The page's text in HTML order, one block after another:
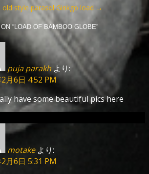
old style parasol Ginkgo load →
“LOAD OF BAMBOO GLOBE”
puja parakh より:
月6日 4:52 PM
have some beautiful pics here
motake より:
月6日 5:31 PM